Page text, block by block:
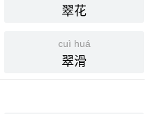
翠花
cuì huá
翠滑